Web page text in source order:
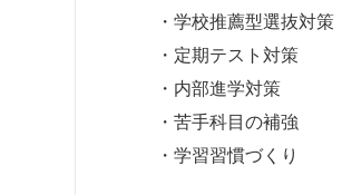
・学校推薦型選抜対策
・定期テスト対策
・内部進学対策
・苦手科目の補強
・学習習慣づくり